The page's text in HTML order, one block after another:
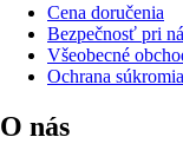
Cena doručenia
Bezpečnosť pri
Všeobecné
Ochrana súkromia
O nás